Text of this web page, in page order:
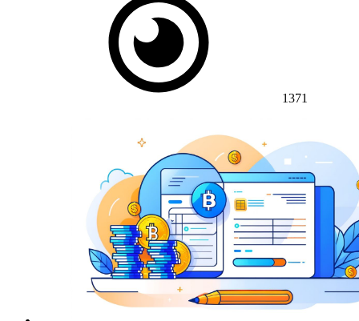
1371